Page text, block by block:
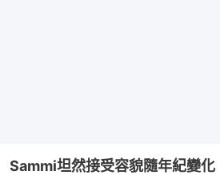
Sammi坦然接受容貌隨年紀變